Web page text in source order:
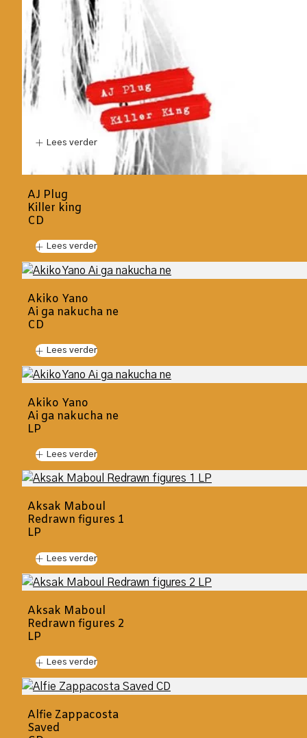
Lees verder
AJ Plug
Killer king
CD
Lees verder
Akiko Yano
Ai ga nakucha ne
CD
Lees verder
Akiko Yano
Ai ga nakucha ne
LP
Lees verder
Aksak Maboul
Redrawn figures 1
LP
Lees verder
Aksak Maboul
Redrawn figures 2
LP
Lees verder
Alfie Zappacosta
Saved